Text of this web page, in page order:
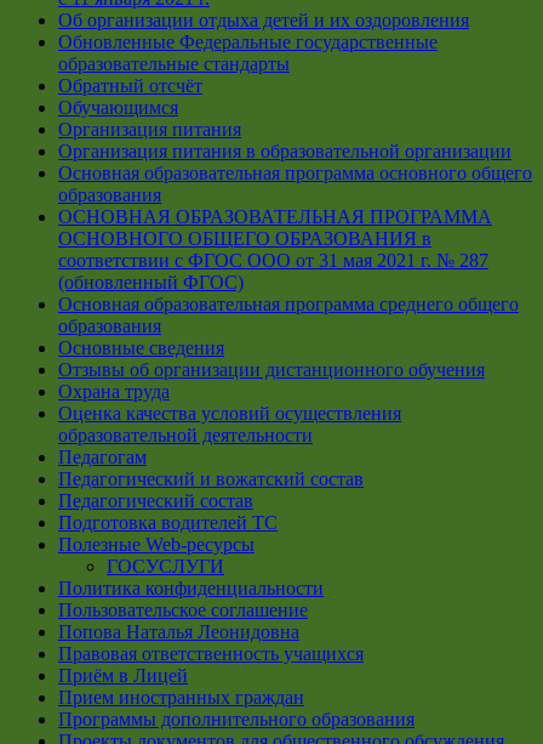
Об организации отдыха детей и их оздоровления
Обновленные Федеральные государственные
образовательные стандарты
Обратный отсчёт
Обучающимся
Организация питания
Организация питания в образовательной организации
Основная образовательная программа основного общего
образования
ОСНОВНАЯ ОБРАЗОВАТЕЛЬНАЯ ПРОГРАММА
ОСНОВНОГО ОБЩЕГО ОБРАЗОВАНИЯ в
соответствии с ФГОС ООО от 31 мая 2021 г. № 287
(обновленный ФГОС)
Основная образовательная программа среднего общего
образования
Основные сведения
Отзывы об организации дистанционного обучения
Охрана труда
Оценка качества условий осуществления
образовательной деятельности
Педагогам
Педагогический и вожатский состав
Педагогический состав
Подготовка водителей ТС
Полезные Web-ресурсы
ГОСУСЛУГИ
Политика конфиденциальности
Пользовательское соглашение
Попова Наталья Леонидовна
Правовая ответственность учащихся
Приём в Лицей
Прием иностранных граждан
Программы дополнительного образования